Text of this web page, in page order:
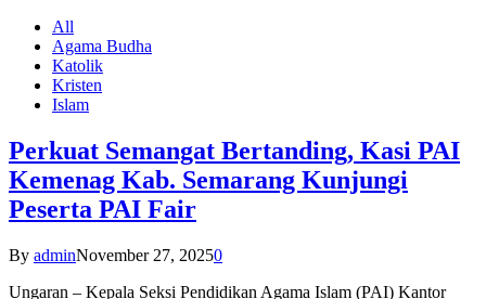
All
Agama Budha
Katolik
Kristen
Islam
Perkuat Semangat Bertanding, Kasi PAI
Kemenag Kab. Semarang Kunjungi
Peserta PAI Fair
By adminNovember 27, 20250
Ungaran – Kepala Seksi Pendidikan Agama Islam (PAI) Kantor